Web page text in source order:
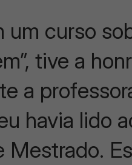
um curso
tive a
a
havia lido
Mestrado.